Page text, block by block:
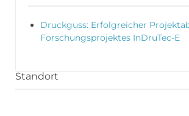
Druckguss: Erfolgreicher
Forschungsprojektes InDruTec-E
Standort